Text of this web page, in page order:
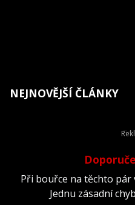
NEJNOVĚJŠÍ ČLÁNKY
Při bouřce na těchto pár
Jednu zásadní